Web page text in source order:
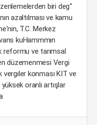
biri deg“
azaltılması ve kamu
T.C. Merkez
kuHammmın
reformu ve tarımsal
düzemenmesi Vergi
konması KIT ve
oranlı artışlar